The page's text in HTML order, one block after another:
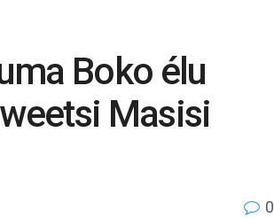
Boko élu
Masisi
0